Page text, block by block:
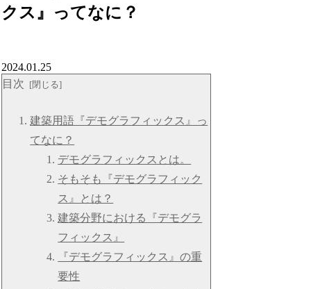
クス』ってなに？
2024.01.25
目次
建築用語『デモグラフィックス』っ
てなに？
デモグラフィックスとは。
そもそも『デモグラフィック
ス』とは？
建築分野における『デモグラ
フィックス』
『デモグラフィックス』の重
要性